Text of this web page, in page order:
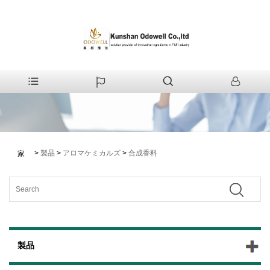
家 > 製品 > アロマケミカルズ > 合成香料
製品